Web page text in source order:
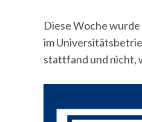
Diese Woche
im
stattfand und nicht,